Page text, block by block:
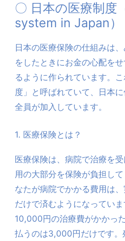
〇 日本の医療制度
system in Japan）
日本の医療保険の仕組みは
をしたときにお金の心配を
るように作られています。
度」と呼ばれていて、日本
全員が加入しています。
1. 医療保険とは？
医療保険は、病院で治療を
用の大部分を保険が負担し
なたが病院でかかる費用は
だけで済むようになってい
10,000円の治療費がかかっ
払うのは3,000円だけです